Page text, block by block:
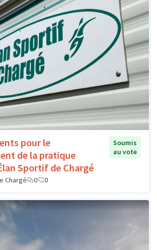
pour le
de la pratique
Sportif de Chargé
Soumis
au vote
Chargé 0 0